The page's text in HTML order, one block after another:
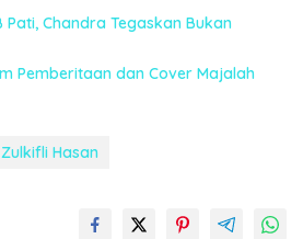
Pati, Chandra Tegaskan Bukan
Pemberitaan dan Cover Majalah
Zulkifli Hasan